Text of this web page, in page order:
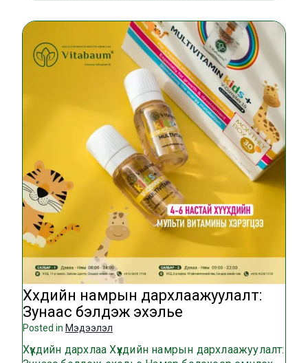
Хүүхдийн намрын дархлаажуулалт:
Зунаас бэлдэж эхэлье
Posted in Мэдээлэл
Хүүхдийн дархлаа Хүүхдийн намрын дархлаажуулалт: